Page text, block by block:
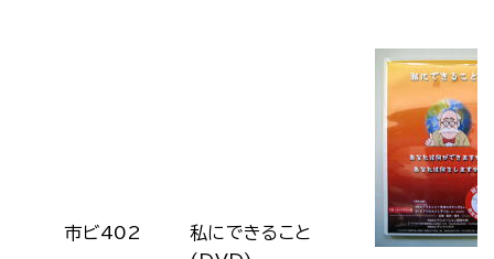
市ビ402
私にできること